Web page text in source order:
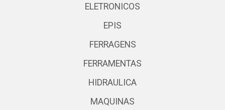
ELETRONICOS
EPIS
FERRAGENS
FERRAMENTAS
HIDRAULICA
MAQUINAS